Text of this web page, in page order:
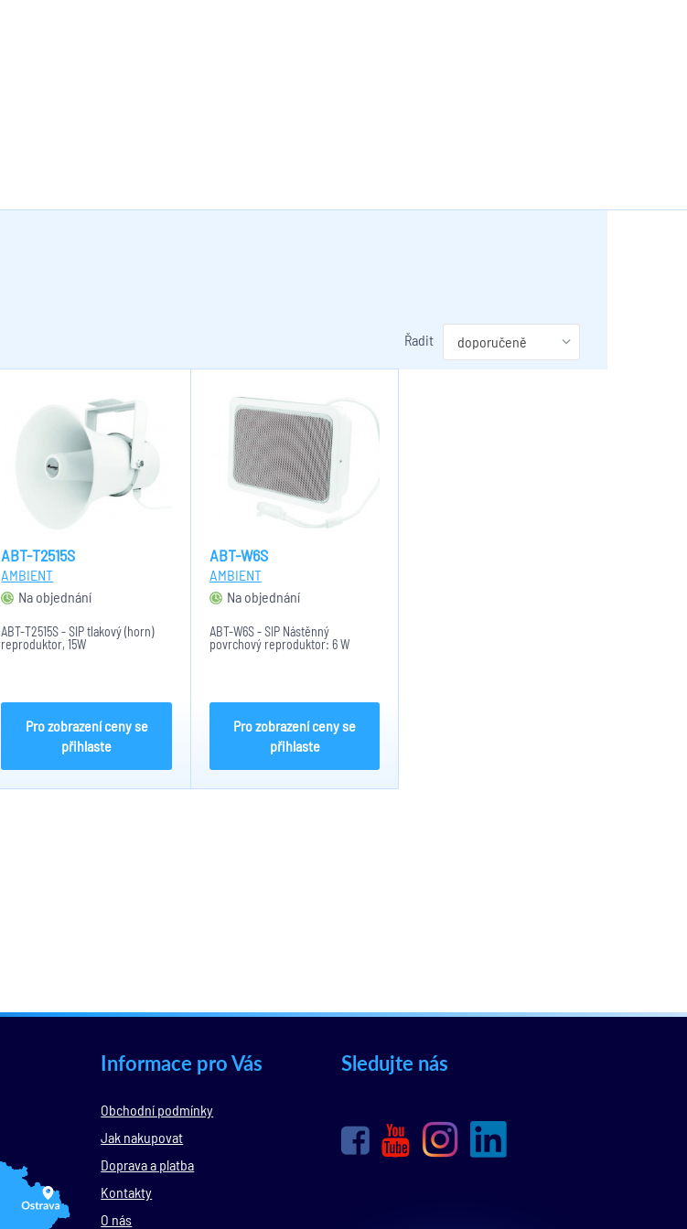
Řadit
ABT-T2515S
AMBIENT
Na objednání
ABT-T2515S - SIP tlakový (horn)
reproduktor, 15W
Pro zobrazení ceny se
přihlaste
ABT-W6S
AMBIENT
Na objednání
ABT-W6S - SIP Nástěnný
povrchový reproduktor: 6 W
Pro zobrazení ceny se
přihlaste
Informace pro Vás
Obchodní podmínky
Jak nakupovat
Doprava a platba
Kontakty
O nás
Sledujte nás